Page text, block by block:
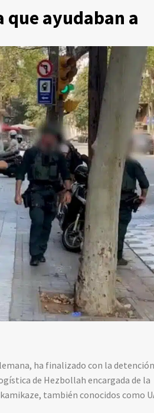
que ayudaban a
ha finalizado con la
de Hezbollah encargada de la
también conocidos como